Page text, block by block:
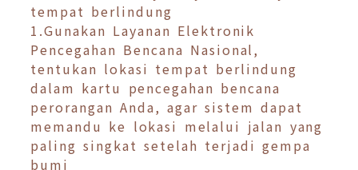
tempat berlindung
1.Gunakan Layanan Elektronik
Pencegahan Bencana Nasional,
tentukan lokasi tempat berlindung
dalam kartu pencegahan bencana
perorangan Anda, agar sistem dapat
memandu ke lokasi melalui jalan yang
paling singkat setelah terjadi gempa
bumi